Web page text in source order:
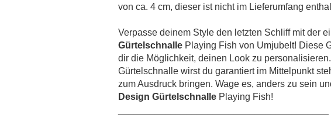
von ca. 4 cm, dieser ist nicht im Lieferumfang
Verpasse deinem Style den letzten Schliff mit der
Gürtelschnalle Playing Fish von Umjubelt! Diese
dir die Möglichkeit, deinen Look zu
Gürtelschnalle wirst du garantiert im Mittelpunkt
zum Ausdruck bringen. Wage es, anders zu sein
Design Gürtelschnalle Playing Fish!